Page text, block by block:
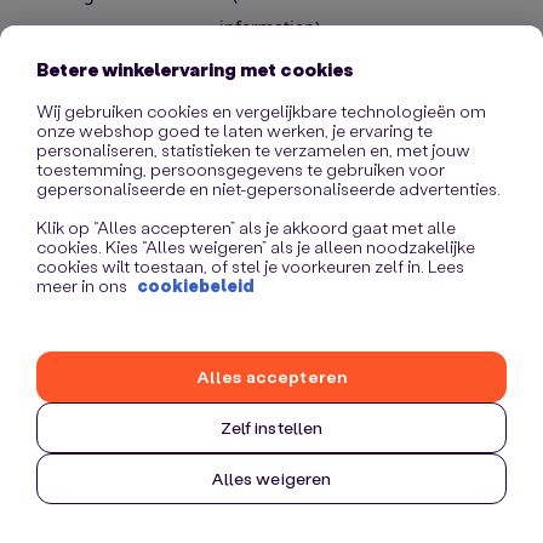
information).
Betere winkelervaring met cookies
Wij gebruiken cookies en vergelijkbare technologieën om
onze webshop goed te laten werken, je ervaring te
personaliseren, statistieken te verzamelen en, met jouw
toestemming, persoonsgegevens te gebruiken voor
gepersonaliseerde en niet-gepersonaliseerde advertenties.
Klik op “Alles accepteren” als je akkoord gaat met alle
cookies. Kies “Alles weigeren” als je alleen noodzakelijke
cookies wilt toestaan, of stel je voorkeuren zelf in. Lees
meer in ons cookiebeleid
Zelf instellen
Alles weigeren
Alles accepteren